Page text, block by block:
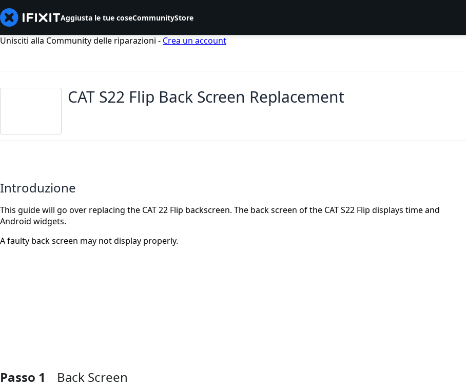
Aggiusta le tue coseCommunityStore
Unisciti alla Community delle riparazioni - Crea un account
CAT S22 Flip Back Screen Replacement
Introduzione
This guide will go over replacing the CAT 22 Flip backscreen. The back screen of the CAT S22 Flip displays time and
Android widgets.
A faulty back screen may not display properly.
Passo 1 Back Screen